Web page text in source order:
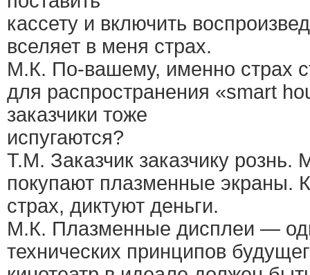
кассету и включить
вселяет в меня страх.
М.К. По-вашему, именно страх
для распространения «smart
заказчики тоже
испугаются?
Т.М. Заказчик заказчику рознь.
покупают плазменные экраны.
страх, диктуют деньги.
М.К. Плазменные дисплеи —
технических принципов